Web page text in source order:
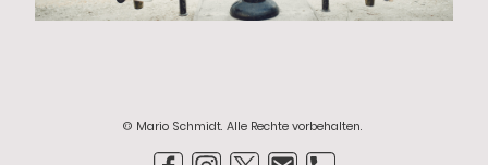
© Mario Schmidt. Alle Rechte vorbehalten.